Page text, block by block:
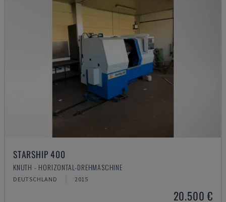
STARSHIP 400
KNUTH - HORIZONTAL-DREHMASCHINE
DEUTSCHLAND 2015
20.500 €